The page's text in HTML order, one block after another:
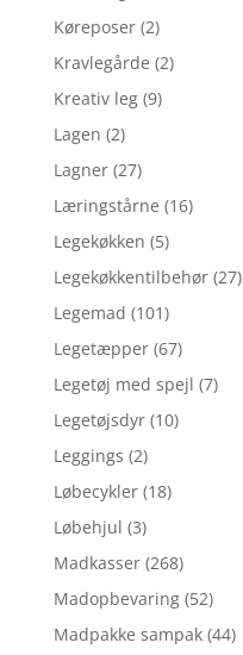
Køreposer (2)
Kravlegårde (2)
Kreativ leg (9)
Lagen (2)
Lagner (27)
Læringstårne (16)
Legekøkken (5)
Legekøkkentilbehør (27)
Legemad (101)
Legetæpper (67)
Legetøj med spejl (7)
Legetøjsdyr (10)
Leggings (2)
Løbecykler (18)
Løbehjul (3)
Madkasser (268)
Madopbevaring (52)
Madpakke sampak (44)